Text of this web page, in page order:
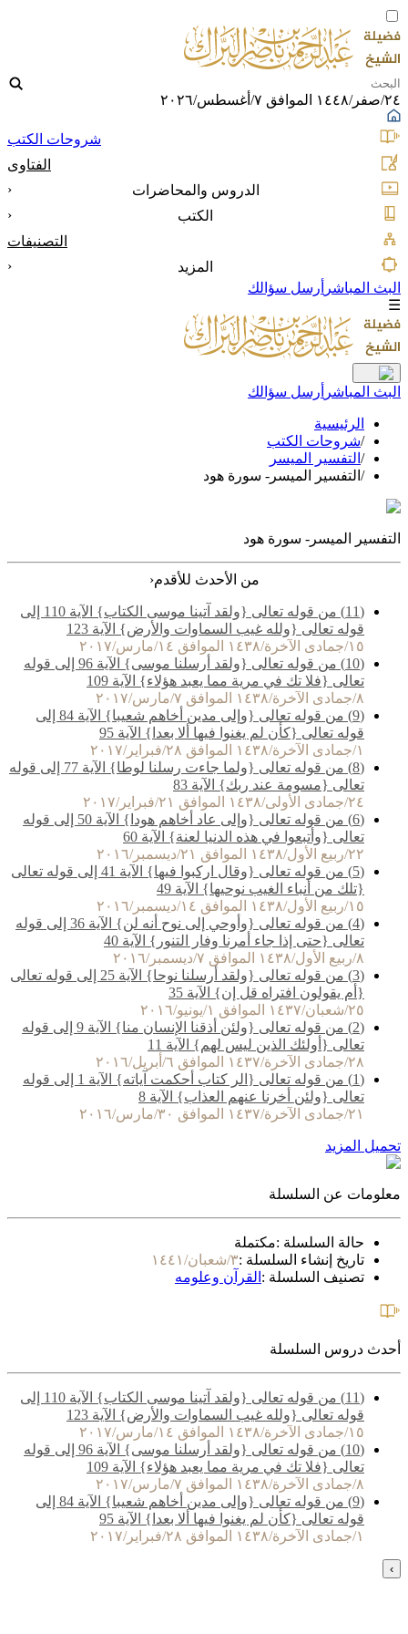
٢٤/صفر/١٤٤٨ الموافق ٧/أغسطس/٢٠٢٦
شروحات الكتب
الفتاوى
الدروس والمحاضرات
‹
الكتب
‹
التصنيفات
المزيد
‹
البث المباشر أرسل سؤالك
☰
البث المباشر أرسل سؤالك
الرئيسية
/شروحات الكتب
/ التفسير الميسر
/ التفسير الميسر- سورة هود
التفسير الميسر- سورة هود
من الأحدث للأقدم‹
(11) من قوله تعالى {ولقد آتينا موسى الكتاب} الآية 110 إلى
قوله تعالى {ولله غيب السماوات والأرض} الآية 123
١٥/جمادى الآخرة/١٤٣٨ الموافق ١٤/مارس/٢٠١٧
(10) من قوله تعالى {ولقد أرسلنا موسى} الآية 96 إلى قوله
تعالى {فلا تك في مرية مما يعبد هؤلاء} الآية 109
٨/جمادى الآخرة/١٤٣٨ الموافق ٧/مارس/٢٠١٧
(9) من قوله تعالى {وإلى مدين أخاهم شعيبا} الآية 84 إلى
قوله تعالى {كأن لم يغنوا فيها ألا بعدا} الآية 95
١/جمادى الآخرة/١٤٣٨ الموافق ٢٨/فبراير/٢٠١٧
(8) من قوله تعالى {ولما جاءت رسلنا لوطا} الآية 77 إلى قوله
تعالى {مسومة عند ربك} الآية 83
٢٤/جمادى الأولى/١٤٣٨ الموافق ٢١/فبراير/٢٠١٧
(6) من قوله تعالى {وإلى عاد أخاهم هودا} الآية 50 إلى قوله
تعالى {وأتبعوا في هذه الدنيا لعنة} الآية 60
٢٢/ربيع الأول/١٤٣٨ الموافق ٢١/ديسمبر/٢٠١٦
(5) من قوله تعالى {وقال اركبوا فيها} الآية 41 إلى قوله تعالى
{تلك من أنباء الغيب نوحيها} الآية 49
١٥/ربيع الأول/١٤٣٨ الموافق ١٤/ديسمبر/٢٠١٦
(4) من قوله تعالى {وأوحي إلى نوح أنه لن} الآية 36 إلى قوله
تعالى {حتى إذا جاء أمرنا وفار التنور} الآية 40
٨/ربيع الأول/١٤٣٨ الموافق ٧/ديسمبر/٢٠١٦
(3) من قوله تعالى {ولقد أرسلنا نوحا} الآية 25 إلى قوله تعالى
{أم يقولون افتراه قل إن} الآية 35
٢٥/شعبان/١٤٣٧ الموافق ١/يونيو/٢٠١٦
(2) من قوله تعالى {ولئن أذقنا الإنسان منا} الآية 9 إلى قوله
تعالى {أولئك الذين ليس لهم} الآية 11
٢٨/جمادى الآخرة/١٤٣٧ الموافق ٦/أبريل/٢٠١٦
(1) من قوله تعالى {الر كتاب أحكمت آياته} الآية 1 إلى قوله
تعالى {ولئن أخرنا عنهم العذاب} الآية 8
٢١/جمادى الآخرة/١٤٣٧ الموافق ٣٠/مارس/٢٠١٦
تحميل المزيد
معلومات عن السلسلة
حالة السلسلة :مكتملة
تاريخ إنشاء السلسلة :٣/شعبان/١٤٤١
تصنيف السلسلة : القرآن وعلومه
أحدث دروس السلسلة
(11) من قوله تعالى {ولقد آتينا موسى الكتاب} الآية 110 إلى
قوله تعالى {ولله غيب السماوات والأرض} الآية 123
١٥/جمادى الآخرة/١٤٣٨ الموافق ١٤/مارس/٢٠١٧
(10) من قوله تعالى {ولقد أرسلنا موسى} الآية 96 إلى قوله
تعالى {فلا تك في مرية مما يعبد هؤلاء} الآية 109
٨/جمادى الآخرة/١٤٣٨ الموافق ٧/مارس/٢٠١٧
(9) من قوله تعالى {وإلى مدين أخاهم شعيبا} الآية 84 إلى
قوله تعالى {كأن لم يغنوا فيها ألا بعدا} الآية 95
١/جمادى الآخرة/١٤٣٨ الموافق ٢٨/فبراير/٢٠١٧
›